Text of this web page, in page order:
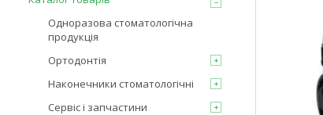
Одноразова стоматологічна
продукція
Ортодонтія
Наконечники стоматологічні
Сервіс і запчастини